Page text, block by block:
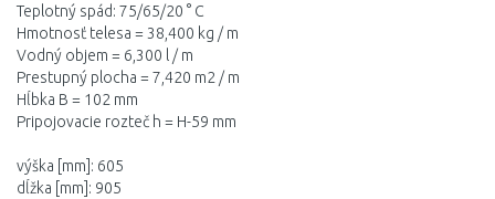
Teplotný spád: 75/65/20 ° C
Hmotnosť telesa = 38,400 kg / m
Vodný objem = 6,300 l / m
Prestupný plocha = 7,420 m2 / m
Hĺbka B = 102 mm
Pripojovacie rozteč h = H-59 mm
výška [mm]: 605
dĺžka [mm]: 905